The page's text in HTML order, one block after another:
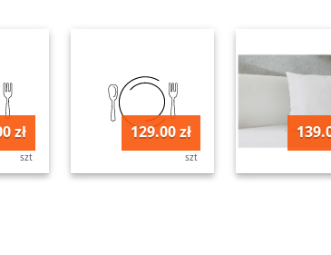
zł
szt
129.00 zł
szt